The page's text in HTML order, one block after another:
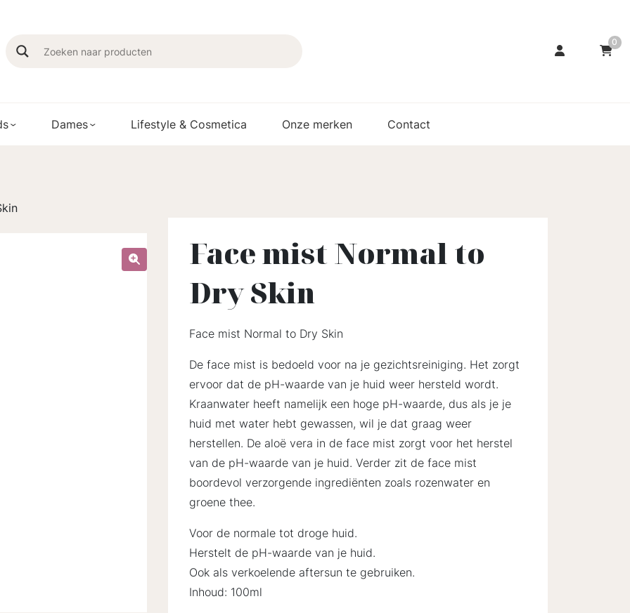
0
Dames Lifestyle & Cosmetica Onze merken Contact
Face mist Normal to
Dry Skin
Face mist Normal to Dry Skin
De face mist is bedoeld voor na je gezichtsreiniging. Het zorgt
ervoor dat de pH-waarde van je huid weer hersteld wordt.
Kraanwater heeft namelijk een hoge pH-waarde, dus als je je
huid met water hebt gewassen, wil je dat graag weer
herstellen. De aloë vera in de face mist zorgt voor het herstel
van de pH-waarde van je huid. Verder zit de face mist
boordevol verzorgende ingrediënten zoals rozenwater en
groene thee.
Voor de normale tot droge huid.
Herstelt de pH-waarde van je huid.
Ook als verkoelende aftersun te gebruiken.
Inhoud: 100ml